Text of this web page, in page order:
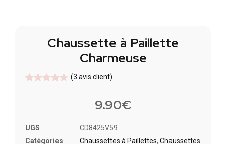
Chaussette à Paillette
Charmeuse
(3 avis client)
9.90€
UGS
CD8425V59
Catégories
Chaussettes à Paillette​s, Chaussettes